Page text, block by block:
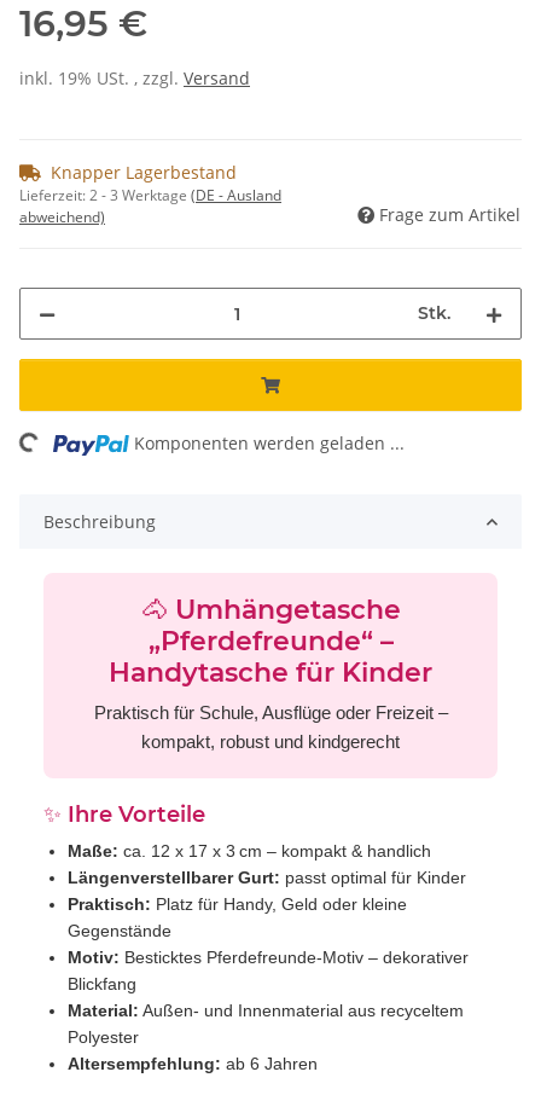
16,95 €
inkl. 19% USt. , zzgl. Versand
Knapper Lagerbestand
Lieferzeit:2 - 3 Werktage (DE - Ausland
abweichend)
Frage zum Artikel
Stk.
Komponenten werden geladen ...
Beschreibung
🐴 Umhängetasche
„Pferdefreunde“ –
Handytasche für Kinder
Praktisch für Schule, Ausflüge oder Freizeit –
kompakt, robust und kindgerecht
✨ Ihre Vorteile
Maße: ca. 12 x 17 x 3 cm – kompakt & handlich
Längenverstellbarer Gurt: passt optimal für Kinder
Praktisch: Platz für Handy, Geld oder kleine
Gegenstände
Motiv: Besticktes Pferdefreunde-Motiv – dekorativer
Blickfang
Material: Außen- und Innenmaterial aus recyceltem
Polyester
Altersempfehlung: ab 6 Jahren